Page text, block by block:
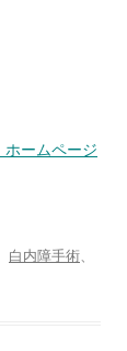
ホームページ
白内障手術、